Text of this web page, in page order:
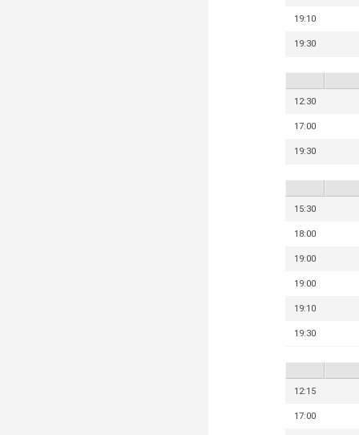
19:10
19:30
12:30
17:00
19:30
15:30
18:00
19:00
19:00
19:10
19:30
12:15
17:00